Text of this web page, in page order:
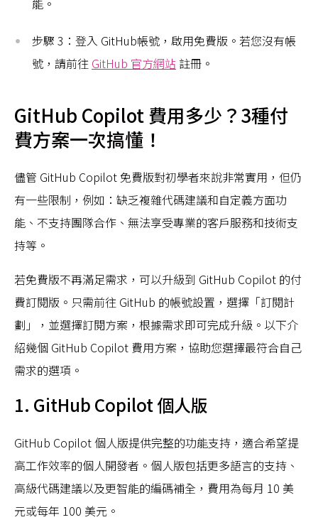
能。
步驟 3：登入 GitHub帳號，啟用免費版。若您沒有帳
號，請前往 GitHub 官方網站 註冊。
GitHub Copilot 費用多少？3種付
費方案一次搞懂！
儘管 GitHub Copilot 免費版對初學者來說非常實用，但仍
有一些限制，例如：缺乏複雜代碼建議和自定義方面功
能、不支持團隊合作、無法享受專業的客戶服務和技術支
持等。
若免費版不再滿足需求，可以升級到 GitHub Copilot 的付
費訂閱版。只需前往 GitHub 的帳號設置，選擇「訂閱計
劃」，並選擇訂閱方案，根據需求即可完成升級。以下介
紹幾個 GitHub Copilot 費用方案，協助您選擇最符合自己
需求的選項。
1. GitHub Copilot 個人版
GitHub Copilot 個人版提供完整的功能支持，適合希望提
高工作效率的個人開發者。個人版包括更多語言的支持、
高級代碼建議以及更智能的編碼補全，費用為每月 10 美
元或每年 100 美元。